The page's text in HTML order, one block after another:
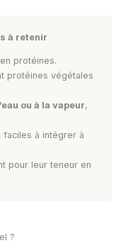
à retenir
protéines.
protéines végétales
ou à la vapeur,
à intégrer à
pour leur teneur en
?